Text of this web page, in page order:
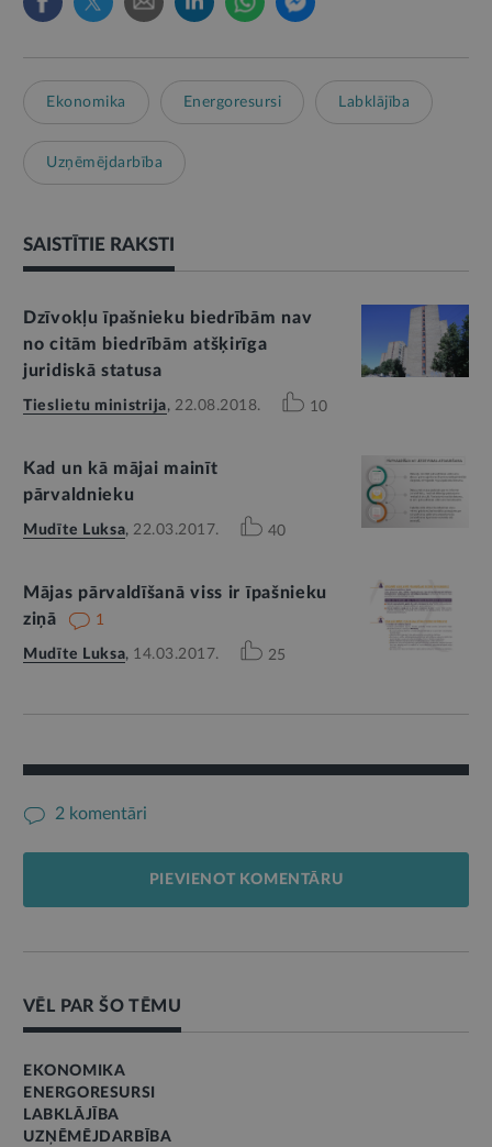
Ekonomika Energoresursi Labklājība
Uzņēmējdarbība
SAISTĪTIE RAKSTI
Dzīvokļu īpašnieku biedrībām nav
no citām biedrībām atšķirīga
juridiskā statusa
Tieslietu ministrija, 22.08.2018. 10
Kad un kā mājai mainīt
pārvaldnieku
Mudīte Luksa, 22.03.2017. 40
Mājas pārvaldīšanā viss ir īpašnieku
ziņā
1
Mudīte Luksa, 14.03.2017. 25
2 komentāri
PIEVIENOT KOMENTĀRU
VĒL PAR ŠO TĒMU
EKONOMIKA
ENERGORESURSI
LABKLĀJĪBA
UZŅĒMĒJDARBĪBA